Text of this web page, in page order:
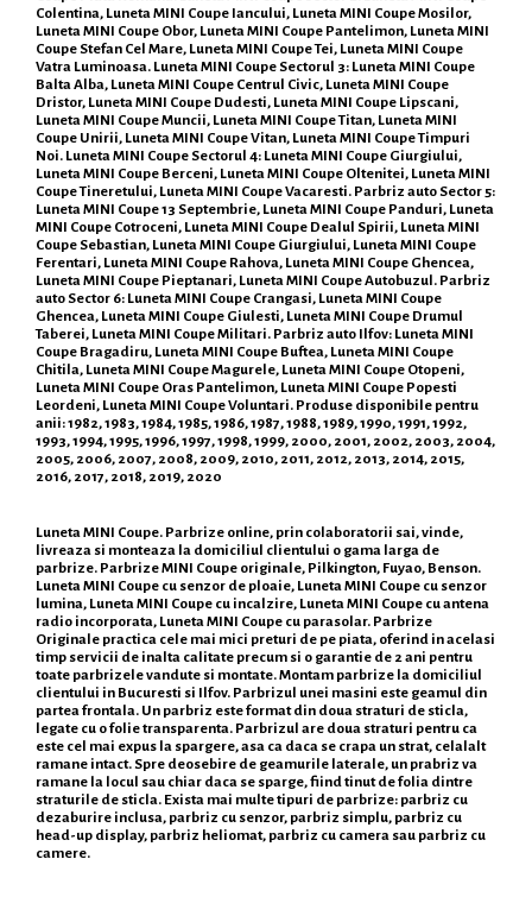
Colentina, Luneta MINI Coupe Iancului, Luneta MINI Coupe Mosilor,
Luneta MINI Coupe Obor, Luneta MINI Coupe Pantelimon, Luneta MINI
Coupe Stefan Cel Mare, Luneta MINI Coupe Tei, Luneta MINI Coupe
Vatra Luminoasa. Luneta MINI Coupe Sectorul 3: Luneta MINI Coupe
Balta Alba, Luneta MINI Coupe Centrul Civic, Luneta MINI Coupe
Dristor, Luneta MINI Coupe Dudesti, Luneta MINI Coupe Lipscani,
Luneta MINI Coupe Muncii, Luneta MINI Coupe Titan, Luneta MINI
Coupe Unirii, Luneta MINI Coupe Vitan, Luneta MINI Coupe Timpuri
Noi. Luneta MINI Coupe Sectorul 4: Luneta MINI Coupe Giurgiului,
Luneta MINI Coupe Berceni, Luneta MINI Coupe Oltenitei, Luneta MINI
Coupe Tineretului, Luneta MINI Coupe Vacaresti. Parbriz auto Sector 5:
Luneta MINI Coupe 13 Septembrie, Luneta MINI Coupe Panduri, Luneta
MINI Coupe Cotroceni, Luneta MINI Coupe Dealul Spirii, Luneta MINI
Coupe Sebastian, Luneta MINI Coupe Giurgiului, Luneta MINI Coupe
Ferentari, Luneta MINI Coupe Rahova, Luneta MINI Coupe Ghencea,
Luneta MINI Coupe Pieptanari, Luneta MINI Coupe Autobuzul. Parbriz
auto Sector 6: Luneta MINI Coupe Crangasi, Luneta MINI Coupe
Ghencea, Luneta MINI Coupe Giulesti, Luneta MINI Coupe Drumul
Taberei, Luneta MINI Coupe Militari. Parbriz auto Ilfov: Luneta MINI
Coupe Bragadiru, Luneta MINI Coupe Buftea, Luneta MINI Coupe
Chitila, Luneta MINI Coupe Magurele, Luneta MINI Coupe Otopeni,
Luneta MINI Coupe Oras Pantelimon, Luneta MINI Coupe Popesti
Leordeni, Luneta MINI Coupe Voluntari. Produse disponibile pentru
anii: 1982, 1983, 1984, 1985, 1986, 1987, 1988, 1989, 1990, 1991, 1992,
1993, 1994, 1995, 1996, 1997, 1998, 1999, 2000, 2001, 2002, 2003, 2004,
2005, 2006, 2007, 2008, 2009, 2010, 2011, 2012, 2013, 2014, 2015,
2016, 2017, 2018, 2019, 2020
Luneta MINI Coupe. Parbrize online, prin colaboratorii sai, vinde,
livreaza si monteaza la domiciliul clientului o gama larga de
parbrize. Parbrize MINI Coupe originale, Pilkington, Fuyao, Benson.
Luneta MINI Coupe cu senzor de ploaie, Luneta MINI Coupe cu senzor
lumina, Luneta MINI Coupe cu incalzire, Luneta MINI Coupe cu antena
radio incorporata, Luneta MINI Coupe cu parasolar. Parbrize
Originale practica cele mai mici preturi de pe piata, oferind in acelasi
timp servicii de inalta calitate precum si o garantie de 2 ani pentru
toate parbrizele vandute si montate. Montam parbrize la domiciliul
clientului in Bucuresti si Ilfov. Parbrizul unei masini este geamul din
partea frontala. Un parbriz este format din doua straturi de sticla,
legate cu o folie transparenta. Parbrizul are doua straturi pentru ca
este cel mai expus la spargere, asa ca daca se crapa un strat, celalalt
ramane intact. Spre deosebire de geamurile laterale, un prabriz va
ramane la locul sau chiar daca se sparge, fiind tinut de folia dintre
straturile de sticla. Exista mai multe tipuri de parbrize: parbriz cu
dezaburire inclusa, parbriz cu senzor, parbriz simplu, parbriz cu
head-up display, parbriz heliomat, parbriz cu camera sau parbriz cu
camere.